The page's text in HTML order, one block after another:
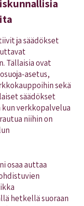
ja säädökset
Tällaisia ovat
asetus,
sekä
säädökset
kun verkkopalvelua
niihin on
osaa auttaa
hetkellä suoraan